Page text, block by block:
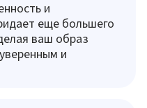
и
еще большего
ваш образ
и